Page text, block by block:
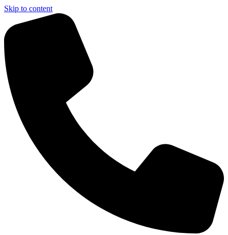
Skip to content